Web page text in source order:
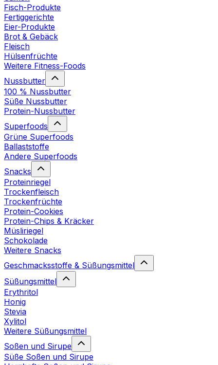
Fisch-Produkte
Fertiggerichte
Eier-Produkte
Brot & Gebäck
Fleisch
Hülsenfrüchte
Weitere Fitness-Foods
Nussbutter
100 % Nussbutter
Süße Nussbutter
Protein-Nussbutter
Superfoods
Grüne Superfoods
Ballaststoffe
Andere Superfoods
Snacks
Proteinriegel
Trockenfleisch
Trockenfrüchte
Protein-Cookies
Protein-Chips & Kräcker
Müsliriegel
Schokolade
Weitere Snacks
Geschmacksstoffe & Süßungsmittel
Süßungsmittel
Erythritol
Honig
Stevia
Xylitol
Weitere Süßungsmittel
Soßen und Sirupe
Süße Soßen und Sirupe